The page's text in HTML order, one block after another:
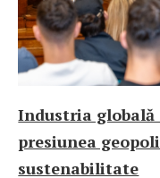
Industria
presiunea
sustenabilitate